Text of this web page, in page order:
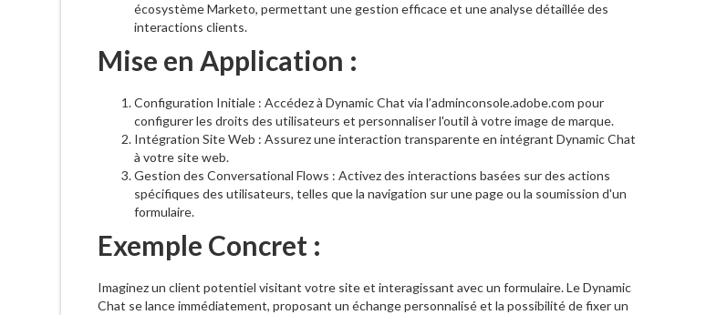
écosystème Marketo, permettant une gestion efficace et une analyse détaillée des
interactions clients.
Mise en Application :
Configuration Initiale : Accédez à Dynamic Chat via l’adminconsole.adobe.com pour
configurer les droits des utilisateurs et personnaliser l'outil à votre image de marque.
Intégration Site Web : Assurez une interaction transparente en intégrant Dynamic Chat
à votre site web.
Gestion des Conversational Flows : Activez des interactions basées sur des actions
spécifiques des utilisateurs, telles que la navigation sur une page ou la soumission d'un
formulaire.
Exemple Concret :
Imaginez un client potentiel visitant votre site et interagissant avec un formulaire. Le Dynamic
Chat se lance immédiatement, proposant un échange personnalisé et la possibilité de fixer un